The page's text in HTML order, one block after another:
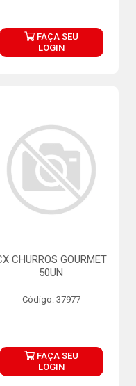
FAÇA SEU
LOGIN
CHURROS GOURMET
50UN
Código: 37977
FAÇA SEU
LOGIN